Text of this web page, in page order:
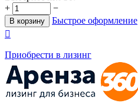
+
−
В корзину
Быстрое оформление

Приобрести в лизинг